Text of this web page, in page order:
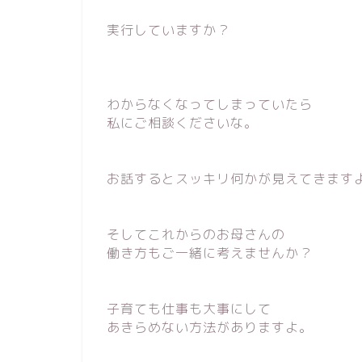
実行していますか？
わからなくなってしまっていたら
私にご相談くださいな。
お話するとスッキリ何かが見えてきます
そしてこれからのお母さんの
働き方もご一緒に考えませんか？
子育ても仕事も大事にして
あきらめない方法がありますよ。